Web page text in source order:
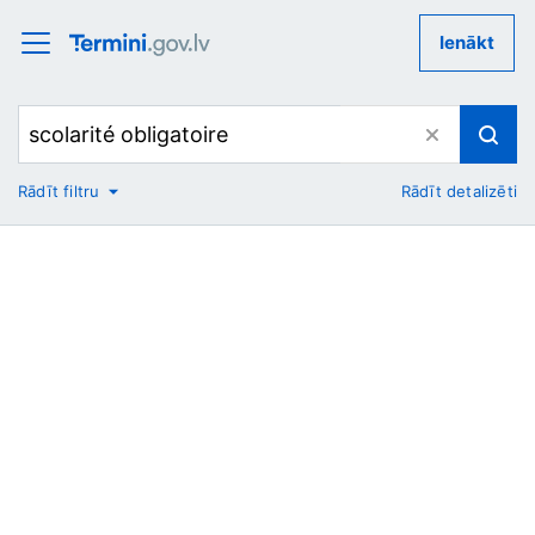
Ienākt
No
Rādīt filtru Rādīt detalizēti